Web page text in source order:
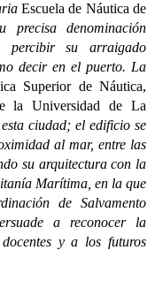
Escuela de Náutica de
denominación
su arraigado
decir en el puerto. La
Superior de Náutica,
la Universidad de La
ciudad; el edificio se
al mar, entre las
su arquitectura con la
Marítima, en la que
de Salvamento
a reconocer la
y a los futuros